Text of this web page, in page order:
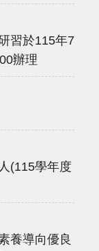
習於115年7
辦理
(115學年度
養導向優良